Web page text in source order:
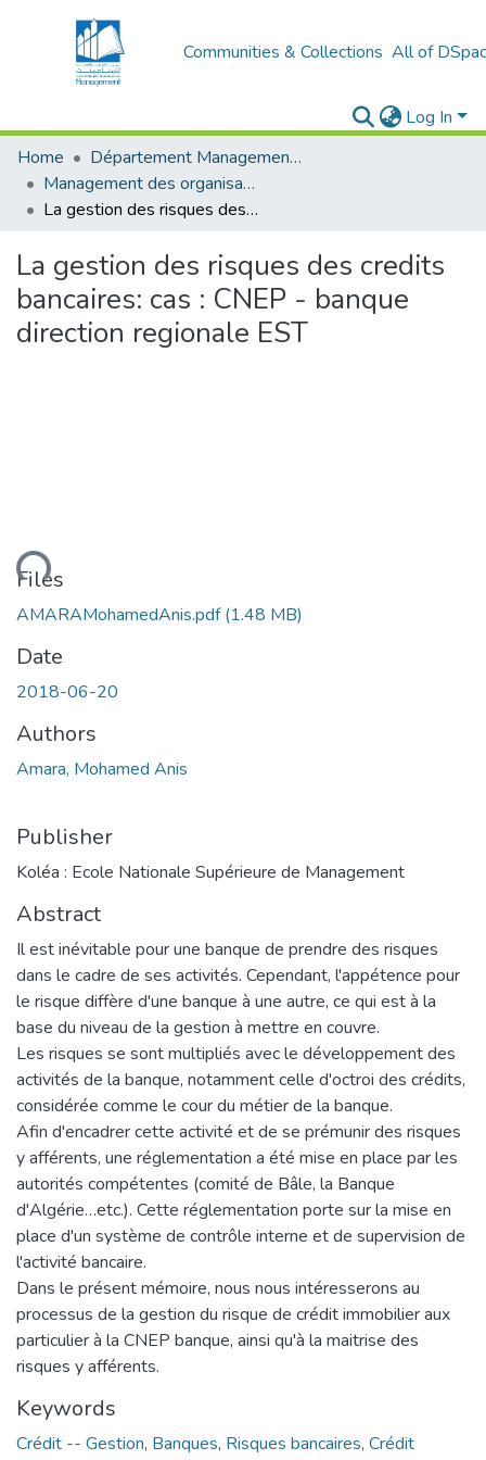
Communities & Collections All of
Log In
Home
Département Management Des Organisations
Management des organisations (MDO)
La gestion des risques des credits bancaires: cas : CNEP - banque direction regionale EST
La gestion des risques des credits
bancaires: cas : CNEP - banque
direction regionale EST
Files
AMARAMohamedAnis.pdf(1.48 MB)
Date
2018-06-20
Authors
Amara, Mohamed Anis
Publisher
Koléa : Ecole Nationale Supérieure de Management
Abstract
Il est inévitable pour une banque de prendre des risques
dans le cadre de ses activités. Cependant, l'appétence pour
le risque diffère d'une banque à une autre, ce qui est à la
base du niveau de la gestion à mettre en couvre.
Les risques se sont multipliés avec le développement des
activités de la banque, notamment celle d'octroi des crédits,
considérée comme le cour du métier de la banque.
Afin d'encadrer cette activité et de se prémunir des risques
y afférents, une réglementation a été mise en place par les
autorités compétentes (comité de Bâle, la Banque
d'Algérie…etc.). Cette réglementation porte sur la mise en
place d'un système de contrôle interne et de supervision de
l'activité bancaire.
Dans le présent mémoire, nous nous intéresserons au
processus de la gestion du risque de crédit immobilier aux
particulier à la CNEP banque, ainsi qu'à la maitrise des
risques y afférents.
Keywords
Crédit -- Gestion, Banques, Risques bancaires, Crédit